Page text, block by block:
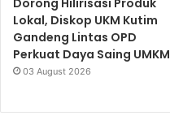
Lokal, Diskop UKM Kutim
Gandeng Lintas OPD
Perkuat Daya Saing UMKM
03 August 2026